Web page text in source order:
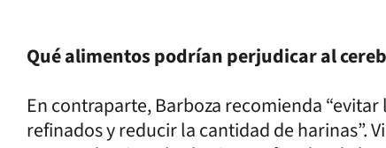
Qué alimentos podrían perjudicar al
En contraparte, Barboza recomienda
refinados y reducir la cantidad de harinas”.